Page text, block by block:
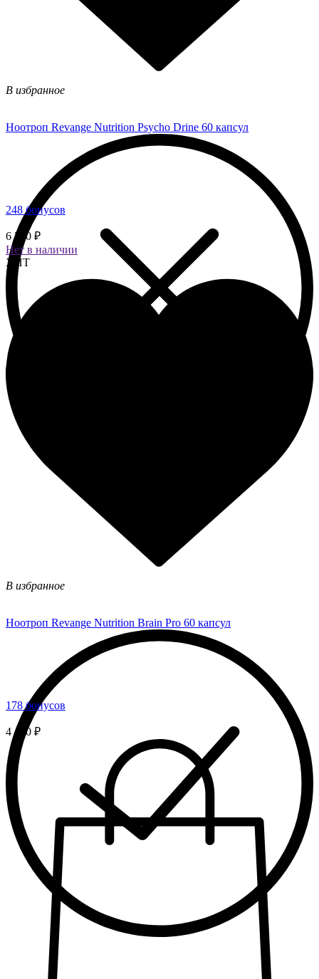
В избранное
Ноотроп Revange Nutrition Psycho Drine 60 капсул
248 бонусов
6 200 ₽
Нет в наличии
ХИТ
В избранное
Ноотроп Revange Nutrition Brain Pro 60 капсул
178 бонусов
4 450 ₽